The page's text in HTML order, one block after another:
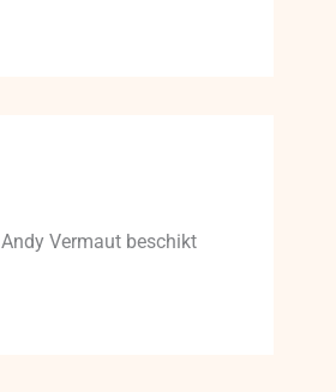
Andy Vermaut beschikt